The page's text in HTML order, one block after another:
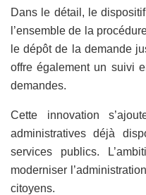
Dans le détail, le
l’ensemble de la
le dépôt de la demande
offre également un suivi
demandes.
Cette innovation
administratives déjà
services publics.
moderniser
citoyens.